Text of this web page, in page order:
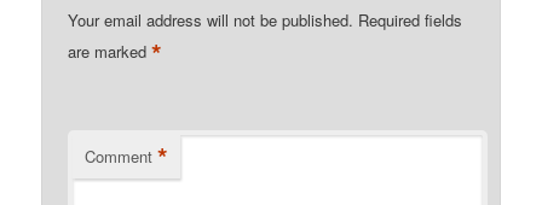
Your email address will not be published. Required fields
are marked*
Comment *